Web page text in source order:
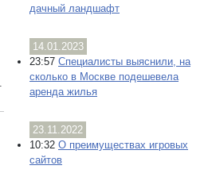
дачный ландшафт
14.01.2023
23:57 Специалисты выяснили, на
сколько в Москве подешевела
аренда жилья
23.11.2022
10:32 О преимуществах игровых
сайтов